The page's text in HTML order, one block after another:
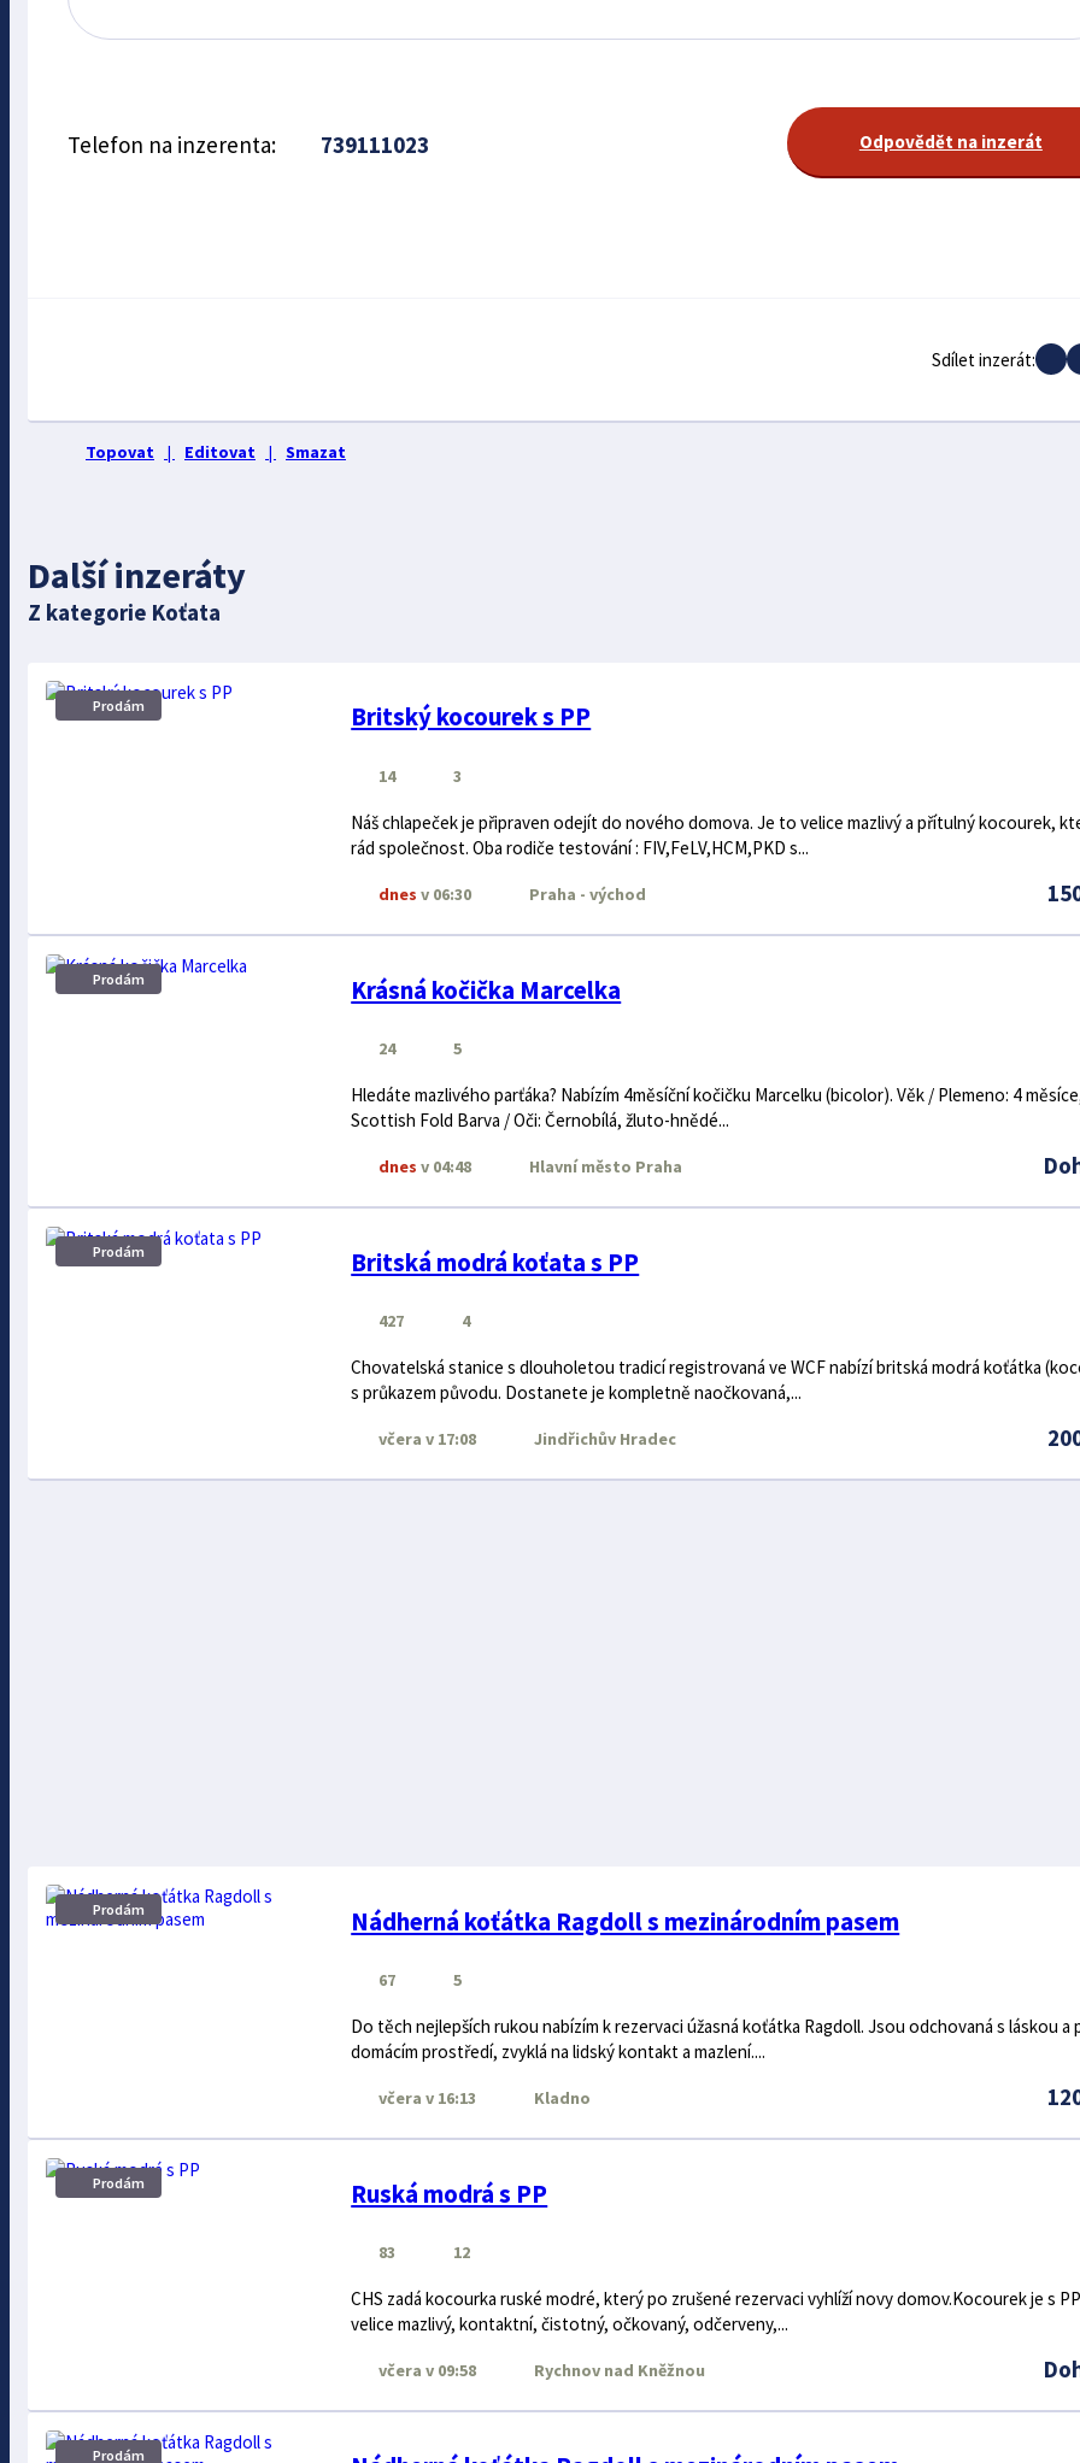
Telefon na inzerenta: 739111023 Odpovědět na inzerát
Sdílet inzerát:
Topovat | Editovat | Smazat
Další inzeráty
Z kategorie Koťata
Prodám Britský kocourek s PP
14 3
Náš chlapeček je připraven odejít do nového domova. Je to velice mazlivý a přítulný kocourek,
rád společnost. Oba rodiče testování : FIV,FeLV,HCM,PKD s...
Praha - východ
dnes v 06:30
Prodám Krásná kočička Marcelka
24 5
Hledáte mazlivého parťáka? Nabízím 4měsíční kočičku Marcelku (bicolor). Věk / Plemeno: 4
Scottish Fold Barva / Oči: Černobílá, žluto-hnědé...
Hlavní město Praha
dnes v 04:48
Prodám Britská modrá koťata s PP
427 4
Chovatelská stanice s dlouholetou tradicí registrovaná ve WCF nabízí britská modrá koťátka
s průkazem původu. Dostanete je kompletně naočkovaná,...
Jindřichův Hradec
včera v 17:08
Prodám Nádherná koťátka Ragdoll s mezinárodním pasem
67 5
Do těch nejlepších rukou nabízím k rezervaci úžasná koťátka Ragdoll. Jsou odchovaná s láskou a
domácím prostředí, zvyklá na lidský kontakt a mazlení....
Kladno
včera v 16:13
Prodám Ruská modrá s PP
83 12
CHS zadá kocourka ruské modré, který po zrušené rezervaci vyhlíží novy domov.Kocourek je s
velice mazlivý, kontaktní, čistotný, očkovaný, odčerveny,...
Rychnov nad Kněžnou
včera v 09:58
Prodám